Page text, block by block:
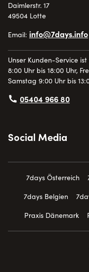
Daimlerstr. 17
49504 Lotte
Email: info@7days.info
Unser Kunden-Service
8:00 Uhr bis 18:00 Uhr,
Samstag 9:00 Uhr bis
05404 966 80
Social Media
7days Österreich
7days Belgien
Praxis Dänemark